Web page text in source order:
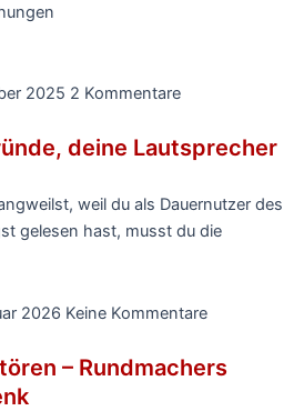
2025 2 Kommentare
deine Lautsprecher
weil du als Dauernutzer des
gelesen hast, musst du die
2026 Keine Kommentare
– Rundmachers